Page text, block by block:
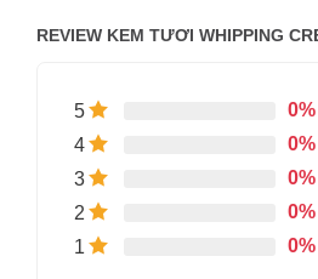
REVIEW KEM TƯƠI WHIPPING
5 0%
4
0%
3
0%
2
0%
1
0%